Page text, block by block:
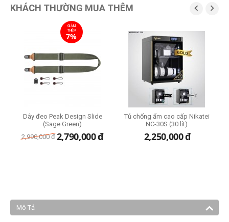
KHÁCH THƯỜNG MUA THÊM  
GIẢM
THÊM
7%
Dây đeo Peak Design Slide
(Sage Green)
2,990,000 đ 2,790,000đ
Tủ chống ẩm cao cấp Nikatei
NC-30S (30 lít)
2,250,000đ
Mô Tả